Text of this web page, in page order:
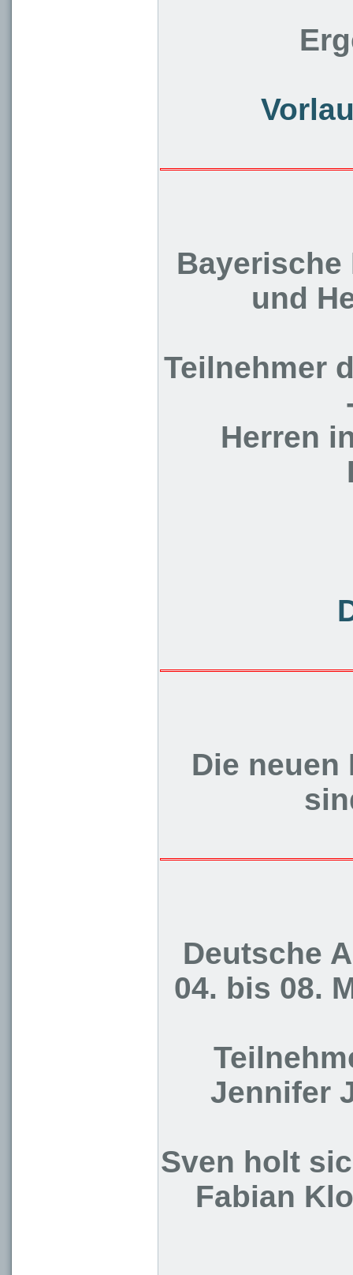
Bayerische
und
Teilnehmer
Herren
Die
Deutsche
04. bis 08.
Jennifer
Sven holt
Fabian